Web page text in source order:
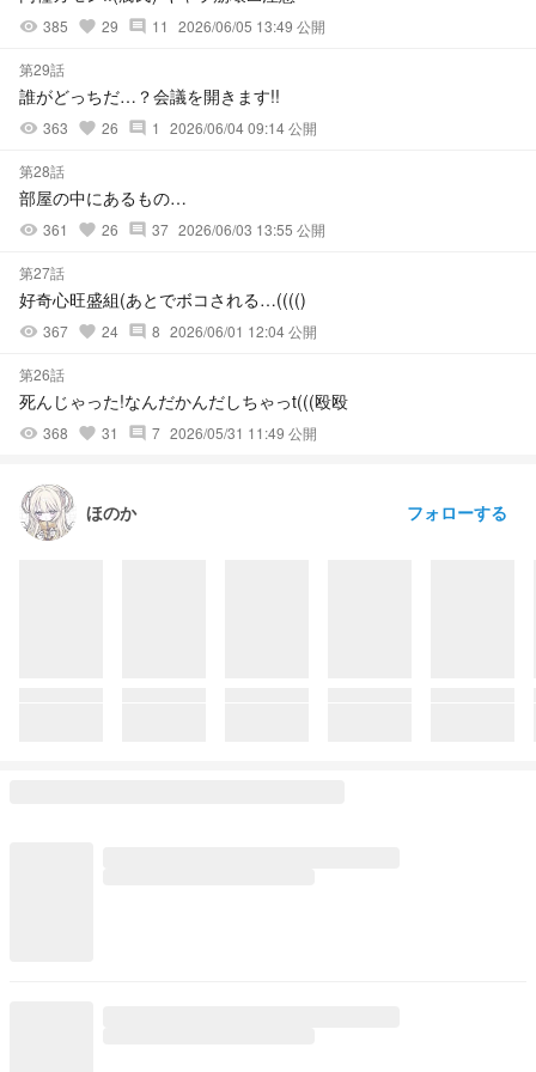
visibility 385 favorite 29 comment 11 2026/06/05 13:49 公開
第29話
誰がどっちだ…？会議を開きます!!
visibility 363 favorite 26 comment 1 2026/06/04 09:14 公開
第28話
部屋の中にあるもの…
visibility 361 favorite 26 comment 37 2026/06/03 13:55 公開
第27話
好奇心旺盛組(あとでボコされる…(((()
visibility 367 favorite 24 comment 8 2026/06/01 12:04 公開
第26話
死んじゃった!なんだかんだしちゃっt(((殴殴
visibility 368 favorite 31 comment 7 2026/05/31 11:49 公開
ほのか フォローする